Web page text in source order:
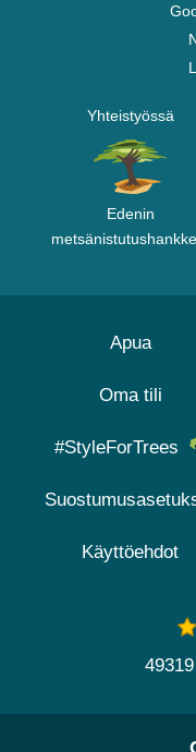
Yhteistyössä
Edenin
Apua
Oma tili
#StyleForTrees
Käyttöehdot